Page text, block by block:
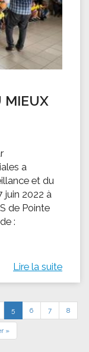
MIEUX
a
et du
juin 2022 à
de Pointe
:
Lire la suite
5 6 7 8
»